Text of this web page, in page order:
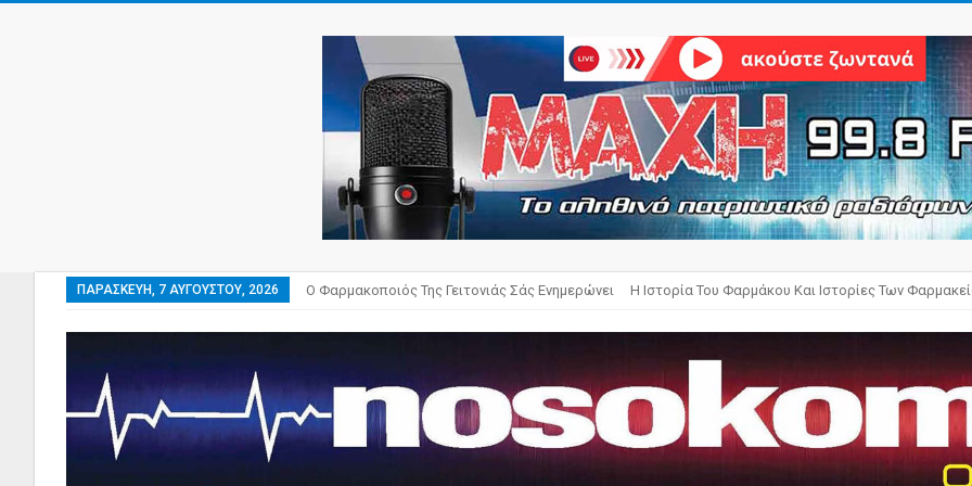
ΠΑΡΑΣΚΕΥΉ, 7 ΑΥΓΟΎΣΤΟΥ, 2026 Ο Φαρμακοποιός Της Γειτονιάς Σάς Ενημερώνει Η Ιστορία Του Φαρμάκου Και Ιστορίες Των